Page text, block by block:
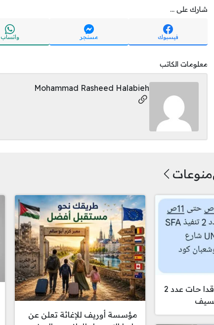
شارك على ...
فيسبوك مسنجر واتساب
معلومات الكاتب
Mohammad Rasheed Halabieh
مواقع التواصل
منوعات
رابط التسجيل في قدا حات عدد 2
مؤسسة أوريف للإغاثة تعلن عن